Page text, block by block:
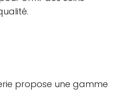
propose une gamme